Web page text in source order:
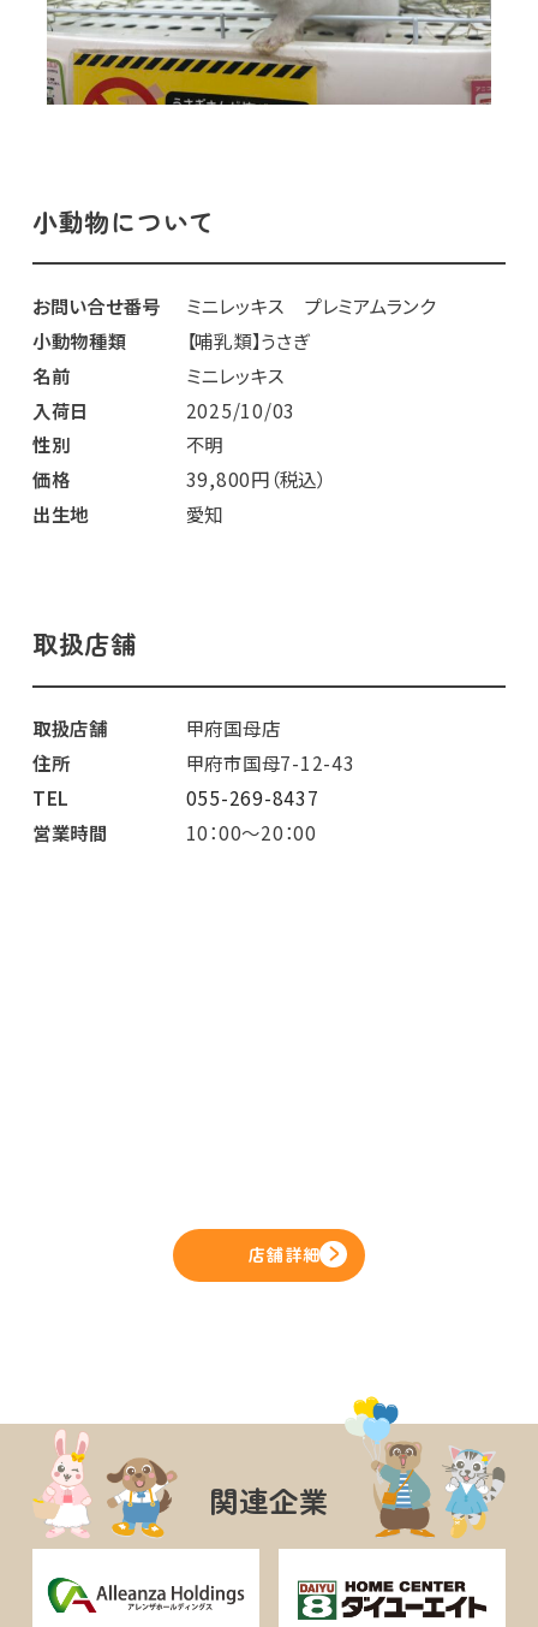
小動物について
お問い合せ番号
ミニレッキス プレミアムランク
小動物種類
【哺乳類】うさぎ
名前
ミニレッキス
入荷日
2025/10/03
性別
不明
価格
39,800円（税込）
出生地
愛知
取扱店舗
取扱店舗
甲府国母店
住所
甲府市国母7-12-43
TEL
055-269-8437
営業時間
10：00～20：00
店舗詳細
関連企業